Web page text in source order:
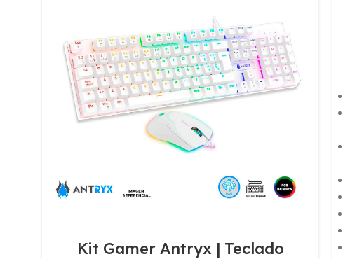
Kit Gamer Antryx | Teclado